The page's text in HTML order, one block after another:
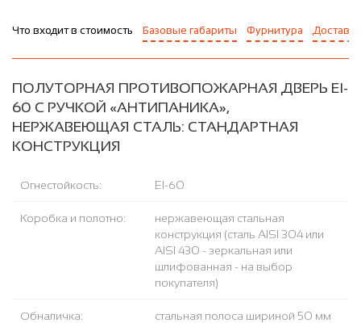
Что входит в стоимость Базовые габариты Фурнитура Доставка
ПОЛУТОРНАЯ ПРОТИВОПОЖАРНАЯ ДВЕРЬ EI-
60 С РУЧКОЙ «АНТИПАНИКА»,
НЕРЖАВЕЮЩАЯ СТАЛЬ: СТАНДАРТНАЯ
КОНСТРУКЦИЯ
Огнестойкость: EI-60
Коробка и полотно:
нержавеющая стальная
конструкция (сталь AISI 304 или
AISI 430 - зеркальная или
шлифованная - на выбор
покупателя)
Обналичка: стальная полоса шириной 50 мм